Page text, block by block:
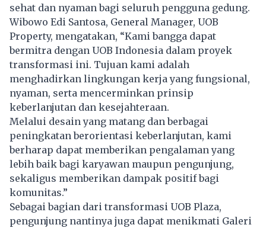
sehat dan nyaman bagi seluruh pengguna gedung.
Wibowo Edi Santosa, General Manager, UOB
Property, mengatakan, “Kami bangga dapat
bermitra dengan UOB Indonesia dalam proyek
transformasi ini. Tujuan kami adalah
menghadirkan lingkungan kerja yang fungsional,
nyaman, serta mencerminkan prinsip
keberlanjutan dan kesejahteraan.
Melalui desain yang matang dan berbagai
peningkatan berorientasi keberlanjutan, kami
berharap dapat memberikan pengalaman yang
lebih baik bagi karyawan maupun pengunjung,
sekaligus memberikan dampak positif bagi
komunitas.”
Sebagai bagian dari transformasi UOB Plaza,
pengunjung nantinya juga dapat menikmati Galeri